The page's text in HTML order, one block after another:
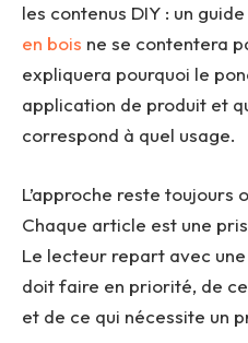
les contenus DIY : un
en bois ne se contentera
expliquera pourquoi le
application de produit et
correspond à quel usage.
L’approche reste toujours
Chaque article est une
Le lecteur repart avec
doit faire en priorité, de
et de ce qui nécessite un